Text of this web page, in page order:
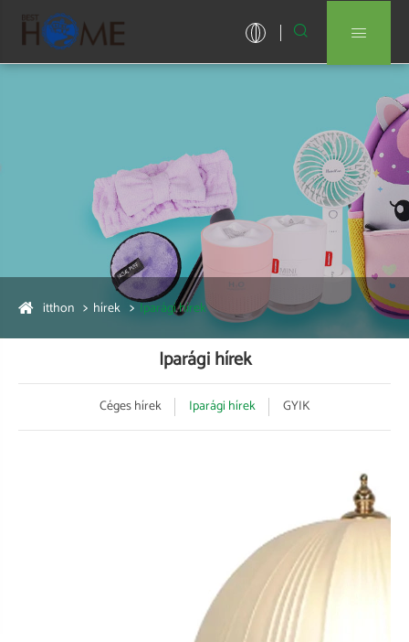
 
itthon hírek Iparági hírek
Iparági hírek
Céges hírek Iparági hírek GYIK